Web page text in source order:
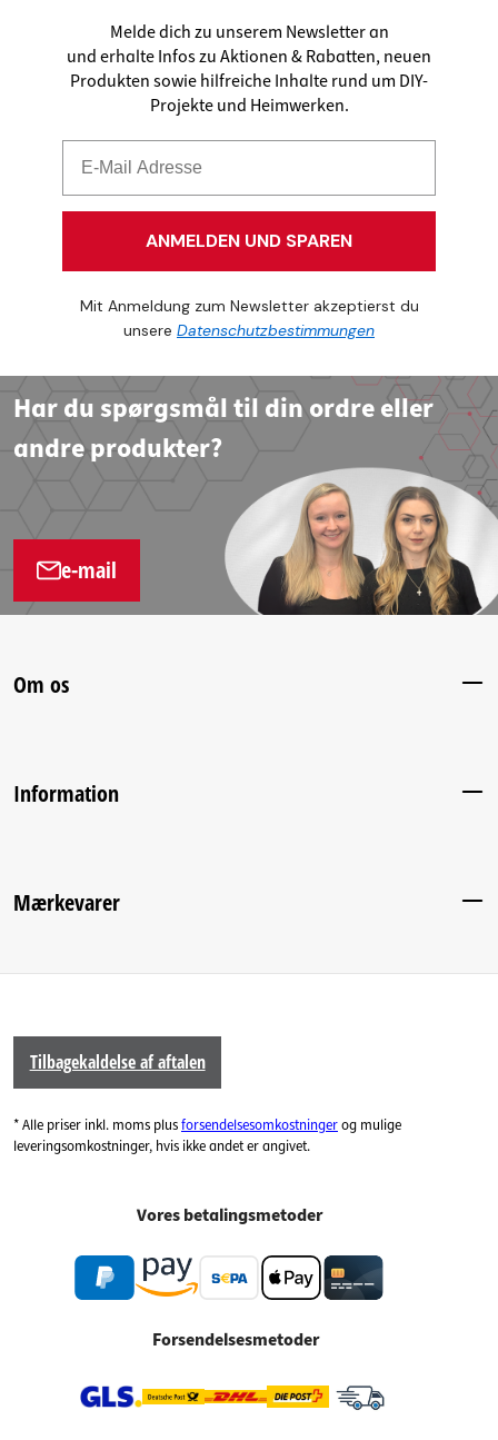
Melde dich zu unserem Newsletter an
und erhalte Infos zu Aktionen & Rabatten, neuen
Produkten sowie hilfreiche Inhalte rund um DIY-
Projekte und Heimwerken.
ANMELDEN UND SPAREN
Mit Anmeldung zum Newsletter akzeptierst du
unsere Datenschutzbestimmungen
Har du spørgsmål til din ordre eller
andre produkter?
e-mail
Om os
Information
Mærkevarer
Tilbagekaldelse af aftalen
* Alle priser inkl. moms plusforsendelsesomkostningerog mulige
leveringsomkostninger, hvis ikke andet er angivet.
Vores betalingsmetoder
Forsendelsesmetoder